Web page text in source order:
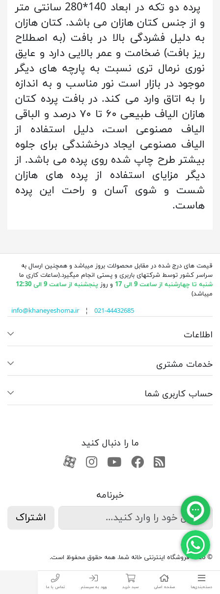
دسته‌بندی‌ها صفحه اصلی سبد خرید ورود به سیستم تماس با ما
پرده دو تکه در ابعاد 140*280 سانتی متر
و از جنس کتان هازان می باشد. کتان هازان
به دلیل فشردگی بالا در بافت (به اصطلاح
ریز بافت) ضخامت و عمر بالایی دارد و عایق
نوری نرمال تری نسبت به پارچه های دیگر
موجود در بازار است نور مناسب و به اندازه
را به اتاق وارد می کند. در بافت پرده کتان
هازان الیاف طبیعی ۶۰ تا ۷۰ درصد و الباقی
الیاف مصنوعی است، دلیل استفاده از
الیاف مصنوعی ایجاد درخشندگی برای جلوه
بیشتر طرح چاپ شده روی پرده می باشد. از
دیگر مزایای استفاده از پرده های هازان
شست و شوی آسان و راحت این پرده
هاست.
قیمت های درج شده در مقابل محصولات بروز میباشد و همچنین ارسال به
سراسر کشور توسط شرکتهای باربری و پستی انجام میگیرد.(ساعات کاری ما
شنبه تا چهارشنبه از ساعت 9 الی 17
و روز پنجشنبه از ساعت 9 الی 12:30
میباشد)
info@khaneyeshoma.ir¦ 021-44432685
اطلاعات
خدمات مشتری
حساب کاربری شما
ما را دنبال کنید
RSSفیسبوکیوتیوبکانال آپارات
کانال آپارات
خبرنامه
اشتراک
© 2026 فروشگاه اینترنتی خانه شما. همه حقوق محفوظ است.